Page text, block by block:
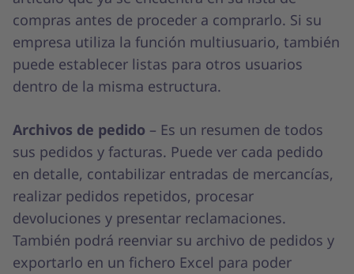
compras antes de proceder a comprarlo. Si su
empresa utiliza la función multiusuario, también
puede establecer listas para otros usuarios
dentro de la misma estructura.
Archivos de pedido – Es un resumen de todos
sus pedidos y facturas. Puede ver cada pedido
en detalle, contabilizar entradas de mercancías,
realizar pedidos repetidos, procesar
devoluciones y presentar reclamaciones.
También podrá reenviar su archivo de pedidos y
exportarlo en un fichero Excel para poder